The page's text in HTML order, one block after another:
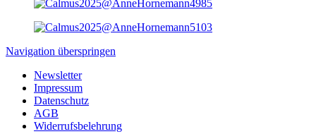
Navigation überspringen
Newsletter
Impressum
Datenschutz
AGB
Widerrufsbelehrung